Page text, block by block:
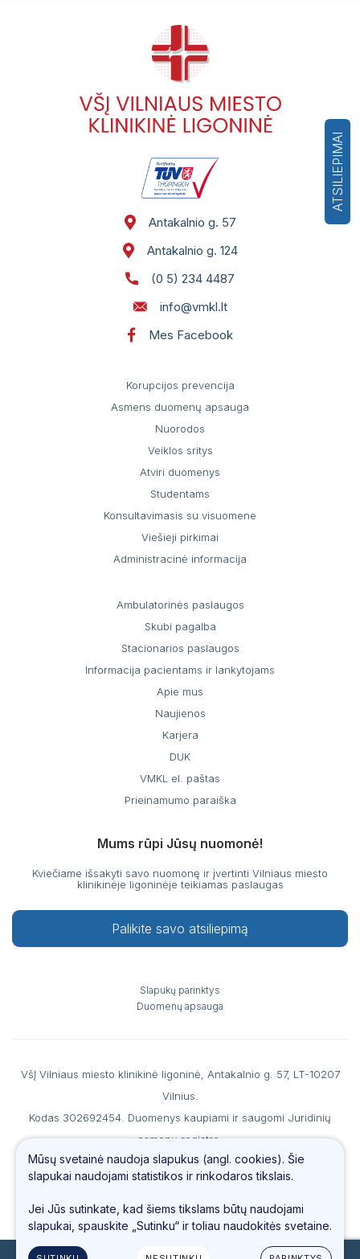
Antakalnio g. 57
Antakalnio g. 124
(0 5) 234 4487
info@vmkl.lt
Mes Facebook
Korupcijos prevencija
Asmens duomenų apsauga
Nuorodos
Veiklos sritys
Atviri duomenys
Studentams
Konsultavimasis su visuomene
Viešieji pirkimai
Administracinė informacija
Ambulatorinės paslaugos
Skubi pagalba
Stacionarios paslaugos
Informacija pacientams ir lankytojams
Apie mus
Naujienos
Karjera
DUK
VMKL el. paštas
Prieinamumo paraiška
Mums rūpi Jūsų nuomonė!
Kviečiame išsakyti savo nuomonę ir įvertinti Vilniaus miesto
klinikinėje ligoninėje teikiamas paslaugas
Palikite savo atsiliepimą
Slapukų parinktys
Duomenų apsauga
VšĮ Vilniaus miesto klinikinė ligoninė, Antakalnio g. 57, LT-10207
Vilnius.
Kodas 302692454. Duomenys kaupiami ir saugomi Juridinių
asmenų registre.
A. s. LT867044060007990186 AB SEB banke, b. k. 70440, PVM
mokėtojo kodas LT100006560213.
Tel.(0 5) 234 4487, faks. (0 5) 234 69 66, el. paštasinfo@vmkl.lt
ATSILIEPIMAI
Mūsų svetainė naudoja slapukus (angl. cookies). Šie
slapukai naudojami statistikos ir rinkodaros tikslais.
Jei Jūs sutinkate, kad šiems tikslams būtų naudojami
slapukai, spauskite „Sutinku“ ir toliau naudokitės svetaine.